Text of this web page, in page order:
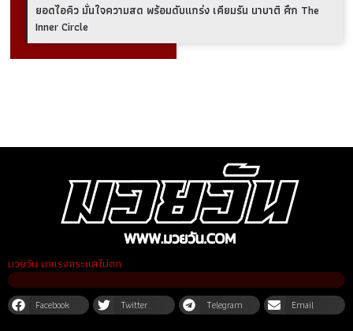
ยอดไอคิว มั่นใจความสด พร้อมดับแกร่ง เคียมรัน นาบาติ ศึก The
Inner Circle
มวยวัน มาแรงกระแสไม่ตก
Facebook Twitter Telegram Email